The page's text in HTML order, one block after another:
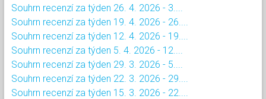
Souhrn recenzí za týden 26. 4. 2026 - 3....
Souhrn recenzí za týden 19. 4. 2026 - 26....
Souhrn recenzí za týden 12. 4. 2026 - 19....
Souhrn recenzí za týden 5. 4. 2026 - 12....
Souhrn recenzí za týden 29. 3. 2026 - 5....
Souhrn recenzí za týden 22. 3. 2026 - 29....
Souhrn recenzí za týden 15. 3. 2026 - 22....